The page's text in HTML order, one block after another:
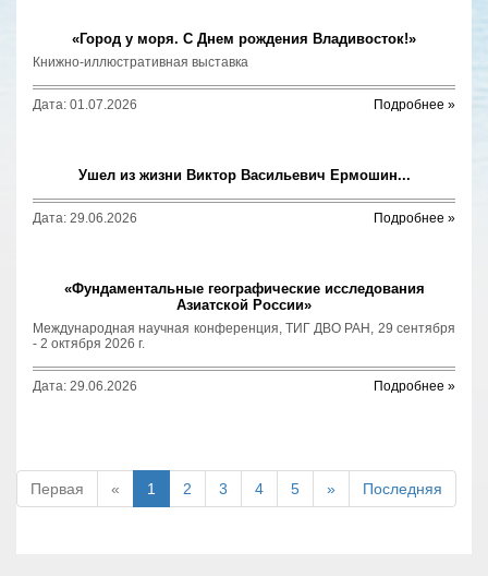
«Город у моря. С Днем рождения Владивосток!»
Книжно-иллюстративная выставка
Дата: 01.07.2026 Подробнее »
Ушел из жизни Виктор Васильевич Ермошин...
Дата: 29.06.2026 Подробнее »
«Фундаментальные географические исследования
Азиатской России»
Международная научная конференция, ТИГ ДВО РАН, 29 сентября
- 2 октября 2026 г.
Дата: 29.06.2026 Подробнее »
Первая « 1 2 3 4 5 » Последняя